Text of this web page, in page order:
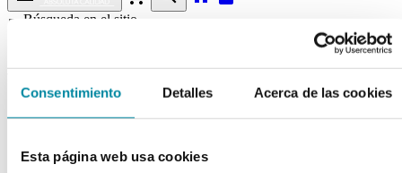
Consentimiento Detalles Acerca de las cookies
Esta página web usa cookies
Búsqueda en el sitio
Actualmente se encuentra en:
Inicio >>
TAMIZ MALLA 0.18mm DIAMETRO 20cm
arrow_back